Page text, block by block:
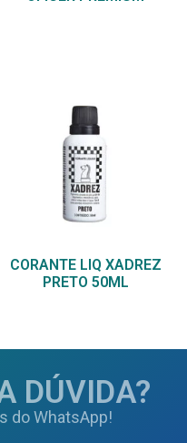
CORANTE LIQ XADREZ
PRETO 50ML
DÚVIDA?
do WhatsApp!